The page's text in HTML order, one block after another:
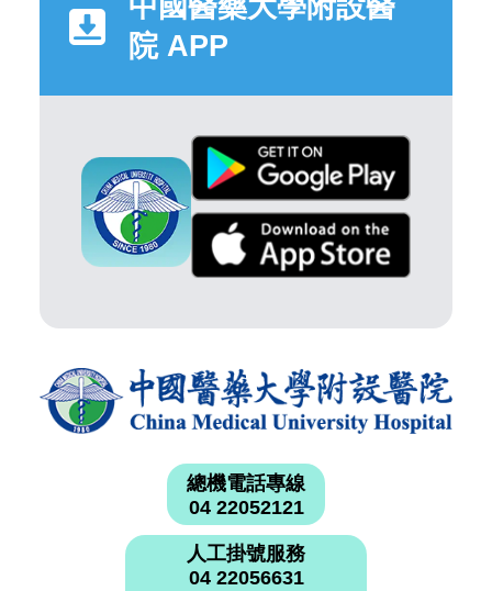
院 APP
總機電話專線
04 22052121
人工掛號服務
04 22056631